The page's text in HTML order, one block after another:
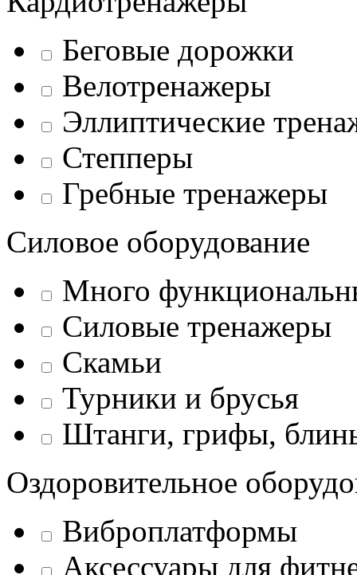
Беговые дорожки
Велотренажеры
Эллиптические
Степперы
Гребные тренажеры
Силовое оборудование
Много
Силовые тренажеры
Скамьи
Турники и брусья
Штанги, грифы,
Оздоровительное
Виброплатформы
Аксессуары для